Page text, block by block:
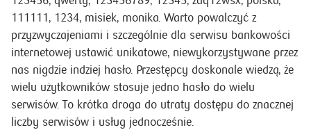
111111, 1234, misiek, monika. Warto powalczyć z
przyzwyczajeniami i szczególnie dla serwisu bankowości
internetowej ustawić unikatowe, niewykorzystywane przez
nas nigdzie indziej hasło. Przestępcy doskonale wiedzą, że
wielu użytkowników stosuje jedno hasło do wielu
serwisów. To krótka droga do utraty dostępu do znacznej
liczby serwisów i usług jednocześnie.